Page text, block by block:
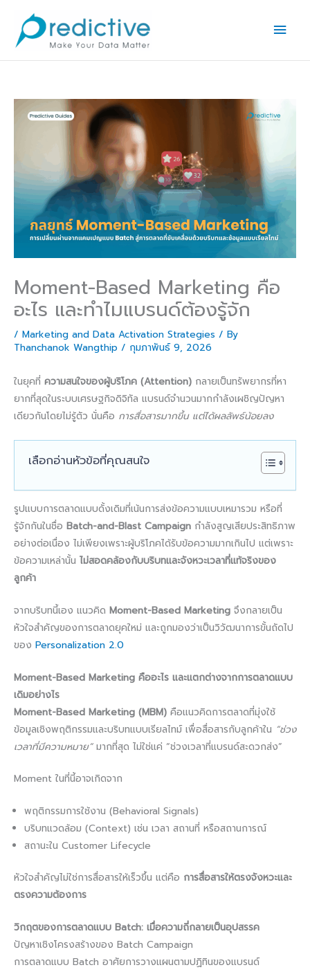
content
Moment-Based Marketing คือ
อะไร และทำไมแบรนด์ต้องรู้จัก
/ Marketing and Data Activation Strategies / By
Thanchanok Wangthip / กุมภาพันธ์ 9, 2026
ในยุคที่ ความสนใจของผู้บริโภค (Attention) กลายเป็นทรัพยากรที่หา
ยากที่สุดในระบบเศรษฐกิจดิจิทัล แบรนด์จำนวนมากกำลังเผชิญปัญหา
เดียวกันโดยไม่รู้ตัว นั่นคือ การสื่อสารมากขึ้น แต่ได้ผลลัพธ์น้อยลง
เลือกอ่านหัวข้อที่คุณสนใจ
รูปแบบการตลาดแบบดั้งเดิมที่เน้นการส่งข้อความแบบเหมารวม หรือที่
รู้จักกันในชื่อ Batch-and-Blast Campaign กำลังสูญเสียประสิทธิภาพ
อย่างต่อเนื่อง ไม่เพียงเพราะผู้บริโภคได้รับข้อความมากเกินไป แต่เพราะ
ข้อความเหล่านั้น ไม่สอดคล้องกับบริบทและจังหวะเวลาที่แท้จริงของ
ลูกค้า
จากบริบทนี้เอง แนวคิด Moment-Based Marketing จึงกลายเป็น
หัวใจสำคัญของการตลาดยุคใหม่ และถูกมองว่าเป็นวิวัฒนาการขั้นถัดไป
ของ Personalization 2.0
Moment-Based Marketing คืออะไร และแตกต่างจากการตลาดแบบ
เดิมอย่างไร
Moment-Based Marketing (MBM) คือแนวคิดการตลาดที่มุ่งใช้
ข้อมูลเชิงพฤติกรรมและบริบทแบบเรียลไทม์ เพื่อสื่อสารกับลูกค้าใน “ช่วง
เวลาที่มีความหมาย”มากที่สุด ไม่ใช่แค่ “ช่วงเวลาที่แบรนด์สะดวกส่ง”
Moment ในที่นี้อาจเกิดจาก
พฤติกรรมการใช้งาน (Behavioral Signals)
บริบทแวดล้อม (Context) เช่น เวลา สถานที่ หรือสถานการณ์
สถานะใน Customer Lifecycle
หัวใจสำคัญไม่ใช่การสื่อสารให้เร็วขึ้น แต่คือ การสื่อสารให้ตรงจังหวะและ
ตรงความต้องการ
วิกฤตของการตลาดแบบ Batch: เมื่อความถี่กลายเป็นอุปสรรค
ปัญหาเชิงโครงสร้างของ Batch Campaign
การตลาดแบบ Batch อาศัยการวางแผนตามปฏิทินของแบรนด์